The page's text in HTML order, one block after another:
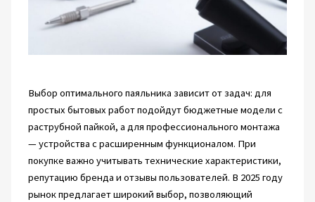
Выбор оптимального паяльника зависит от задач: для
простых бытовых работ подойдут бюджетные модели с
раструбной пайкой, а для профессионального монтажа
— устройства с расширенным функционалом. При
покупке важно учитывать технические характеристики,
репутацию бренда и отзывы пользователей. В 2025 году
рынок предлагает широкий выбор, позволяющий